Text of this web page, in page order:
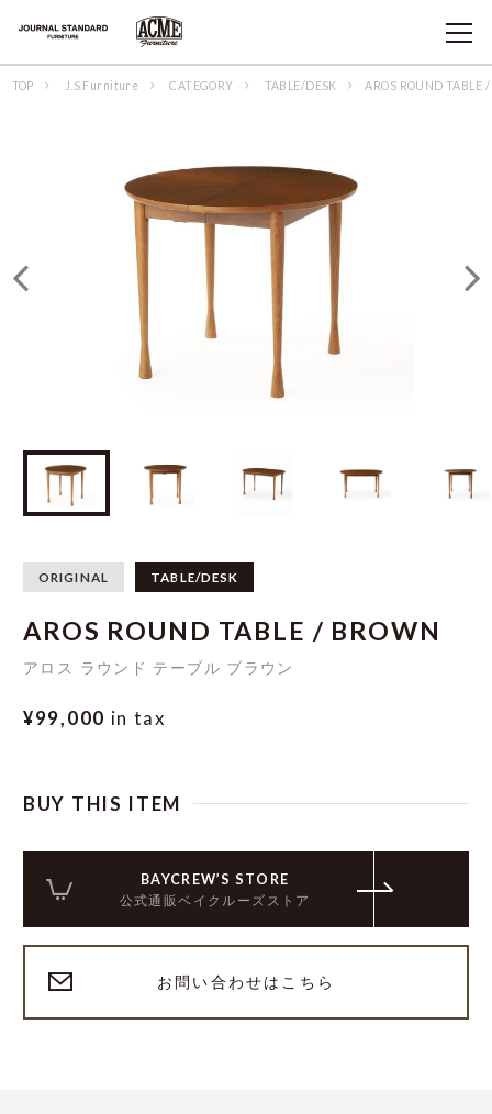
TOP J.S.Furniture CATEGORY TABLE/DESK AROS ROUND TABLE
ORIGINAL TABLE/DESK
AROS ROUND TABLE / BROWN
アロス ラウンド テーブル ブラウン
¥99,000 in tax
BUY THIS ITEM
BAYCREW’S STORE
公式通販ベイクルーズストア
お問い合わせはこちら